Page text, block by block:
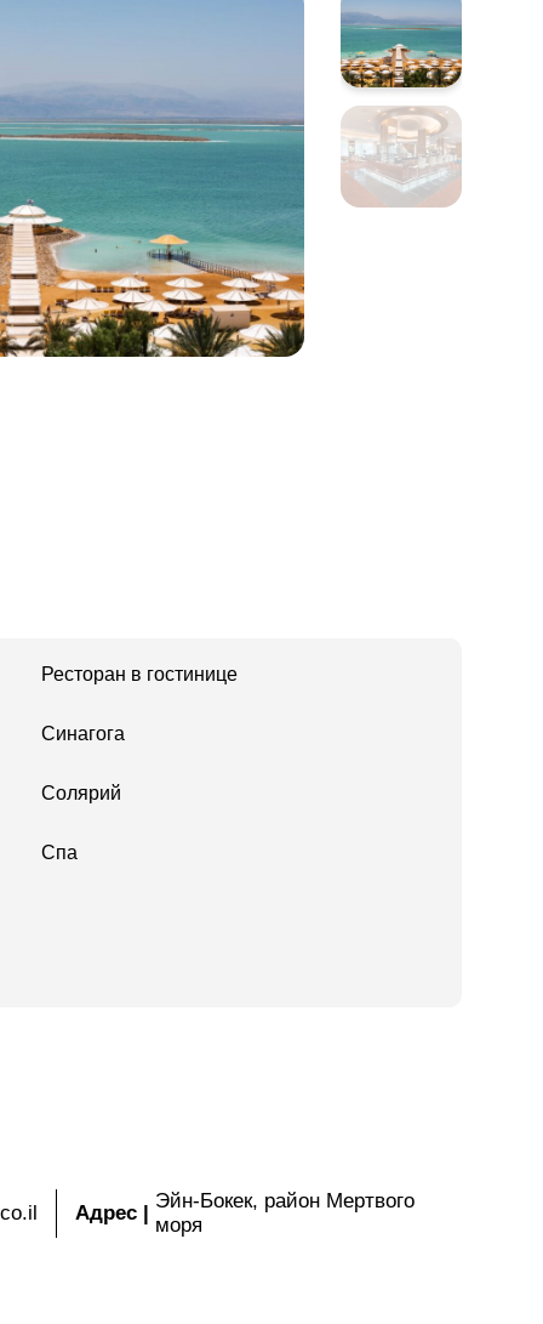
Ресторан в гостинице
Синагога
Солярий
Спа
Адрес |
Эйн-Бокек, район Мертвого
моря